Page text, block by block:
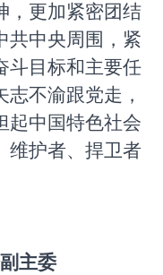
，更加紧密团结
共中央周围，紧
斗目标和主要任
不渝跟党走，
起中国特色社会
维护者、捍卫者
主委